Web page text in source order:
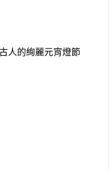
人的絢麗元宵燈節